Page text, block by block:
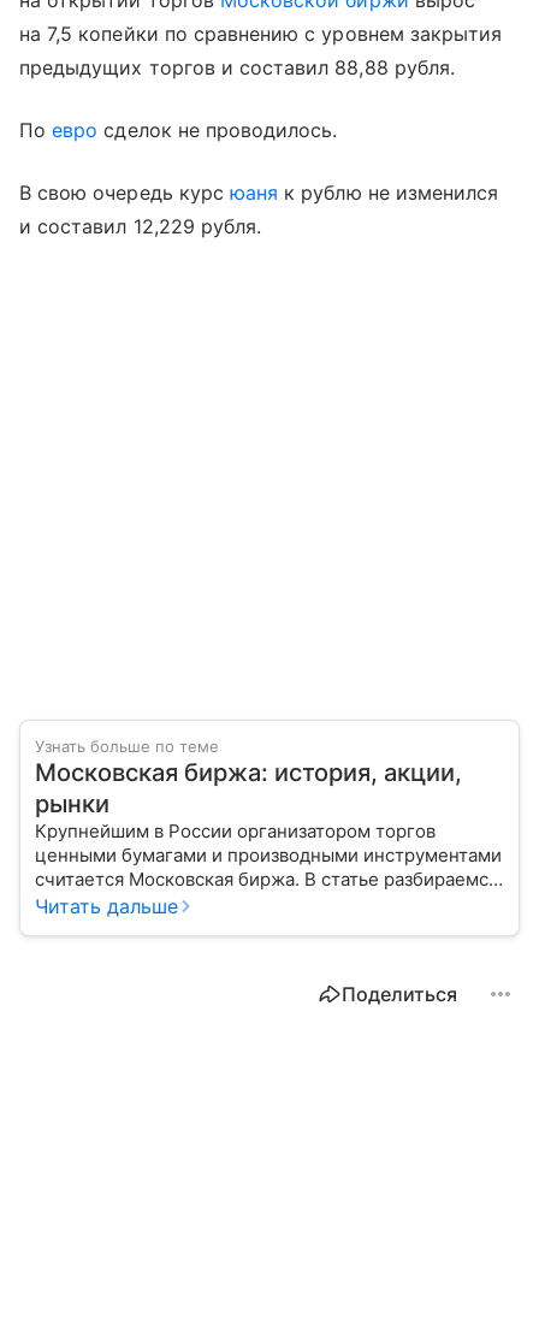
на 7,5 копейки по сравнению с уровнем закрытия
предыдущих торгов и составил 88,88 рубля.
Поевро сделок не проводилось.
В свою очередь курс юаня к рублю не изменился
и составил 12,229 рубля.
Узнать больше по теме
Московская биржа: история, акции,
рынки
Крупнейшим в России организатором торгов
ценными бумагами и производными инструментами
считается Московская биржа. В статье разбираемся,
как новичкам начать инвестировать на площадке
Читать дальше
Поделиться